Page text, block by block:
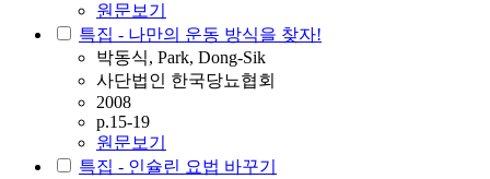
원문보기
특집 - 나만의 운동 방식을 찾자!
박동식, Park, Dong-Sik
사단법인 한국당뇨협회
2008
p.15-19
원문보기
특집 - 인슐린 요법 바꾸기